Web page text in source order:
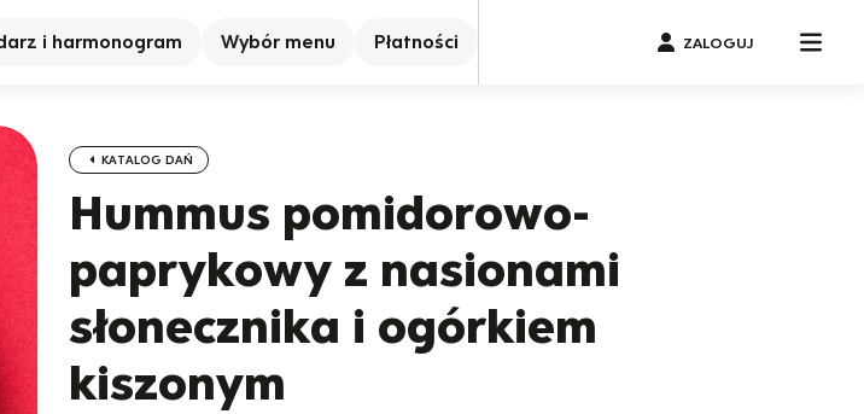
i harmonogram Wybór menu Płatności ZALOGUJ
KATALOG DAŃ
Hummus pomidorowo-
paprykowy z nasionami
słonecznika i ogórkiem
kiszonym